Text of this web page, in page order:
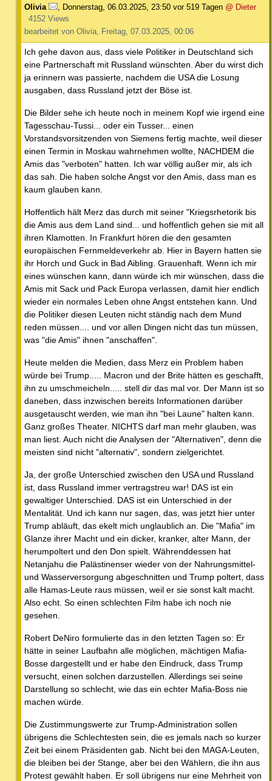
Olivia Donnerstag, 06.03.2025, 23:50 vor 519 Tagen @ Dieter
4152 Views
bearbeitet von Olivia, Freitag, 07.03.2025, 00:06
Ich gehe davon aus, dass viele Politiker in Deutschland sich
eine Partnerschaft mit Russland wünschten. Aber du wirst dich
ja erinnern was passierte, nachdem die USA die Losung
ausgaben, dass Russland jetzt der Böse ist.
Die Bilder sehe ich heute noch in meinem Kopf wie irgend eine
Tagesschau-Tussi... oder ein Tusser... einen
Vorstandsvorsitzenden von Siemens fertig machte, weil dieser
einen Termin in Moskau wahrnehmen wollte, NACHDEM die
Amis das "verboten" hatten. Ich war völlig außer mir, als ich
das sah. Die haben solche Angst vor den Amis, dass man es
kaum glauben kann.
Hoffentlich hält Merz das durch mit seiner "Kriegsrhetorik bis
die Amis aus dem Land sind... und hoffentlich gehen sie mit all
ihren Klamotten. In Frankfurt hören die den gesamten
europäischen Fernmeldeverkehr ab. Hier in Bayern hatten sie
ihr Horch und Guck in Bad Aibling. Grauenhaft. Wenn ich mir
eines wünschen kann, dann würde ich mir wünschen, dass die
Amis mit Sack und Pack Europa verlassen, damit hier endlich
wieder ein normales Leben ohne Angst entstehen kann. Und
die Politiker diesen Leuten nicht ständig nach dem Mund
reden müssen.... und vor allen Dingen nicht das tun müssen,
was "die Amis" ihnen "anschaffen".
Heute melden die Medien, dass Merz ein Problem haben
würde bei Trump..... Macron und der Brite hätten es geschafft,
ihn zu umschmeicheln..... stell dir das mal vor. Der Mann ist so
daneben, dass inzwischen bereits Informationen darüber
ausgetauscht werden, wie man ihn "bei Laune" halten kann.
Ganz großes Theater. NICHTS darf man mehr glauben, was
man liest. Auch nicht die Analysen der "Alternativen", denn die
meisten sind nicht "alternativ", sondern zielgerichtet.
Ja, der große Unterschied zwischen den USA und Russland
ist, dass Russland immer vertragstreu war! DAS ist ein
gewaltiger Unterschied. DAS ist ein Unterschied in der
Mentalität. Und ich kann nur sagen, das, was jetzt hier unter
Trump abläuft, das ekelt mich unglaublich an. Die "Mafia" im
Glanze ihrer Macht und ein dicker, kranker, alter Mann, der
herumpoltert und den Don spielt. Währenddessen hat
Netanjahu die Palästinenser wieder von der Nahrungsmittel-
und Wasserversorgung abgeschnitten und Trump poltert, dass
alle Hamas-Leute raus müssen, weil er sie sonst kalt macht.
Also echt. So einen schlechten Film habe ich noch nie
gesehen.
Robert DeNiro formulierte das in den letzten Tagen so: Er
hätte in seiner Laufbahn alle möglichen, mächtigen Mafia-
Bosse dargestellt und er habe den Eindruck, dass Trump
versucht, einen solchen darzustellen. Allerdings sei seine
Darstellung so schlecht, wie das ein echter Mafia-Boss nie
machen würde.
Die Zustimmungswerte zur Trump-Administration sollen
übrigens die Schlechtesten sein, die es jemals nach so kurzer
Zeit bei einem Präsidenten gab. Nicht bei den MAGA-Leuten,
die bleiben bei der Stange, aber bei den Wählern, die ihn aus
Protest gewählt haben. Er soll übrigens nur eine Mehrheit von